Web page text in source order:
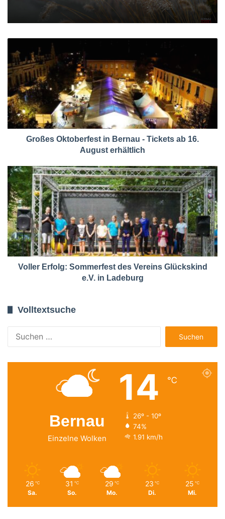
Großes Oktoberfest in Bernau - Tickets ab 16.
August erhältlich
Voller Erfolg: Sommerfest des Vereins Glückskind
e.V. in Ladeburg
Volltextsuche
nach:
Bernau
Einzelne Wolken
14 ℃
26º - 10º
74%
1.91 km/h
26 ℃
Sa.
31 ℃
So.
29 ℃
Mo.
23 ℃
Di.
25 ℃
Mi.